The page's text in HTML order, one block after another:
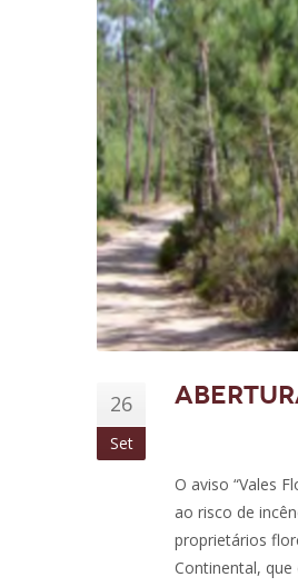
26
Set
O aviso “Vales
ao risco de
proprietários
Continental,